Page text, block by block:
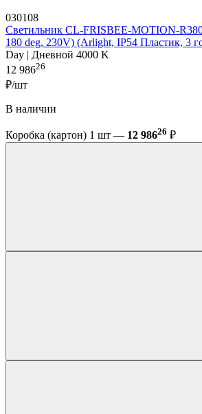
030108
Светильник CL-FRISBEE-MOTION-
180 deg, 230V) (Arlight, IP54 Пластик, 3
Day | Дневной 4000 K
12 98626
₽/шт
В наличии
Коробка (картон) 1 шт — 12 98626 ₽